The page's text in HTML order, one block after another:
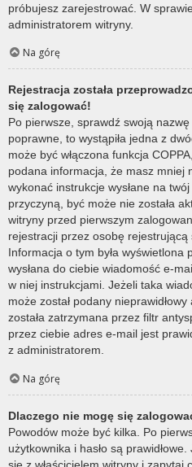
próbujesz zarejestrować. W
administratorem witryny.
Na górę
Rejestracja została
się zalogować!
Po pierwsze, sprawdź swoją
poprawne, to wystąpiła jedna z
może być włączona funkcja
podana informacja, że masz mniej
wykonać instrukcje wysłane na
przyczyną, być może nie została
witryny przed pierwszym
rejestracji przez osobę
Informacja o tym była wyświetlona
wysłana do ciebie wiadomość e-
w niej instrukcjami. Jeżeli taka
może został podany
została zatrzymana przez filtr
przez ciebie adres e-mail jest
z administratorem.
Na górę
Dlaczego nie mogę się
Powodów może być kilka. Po
użytkownika i hasło są